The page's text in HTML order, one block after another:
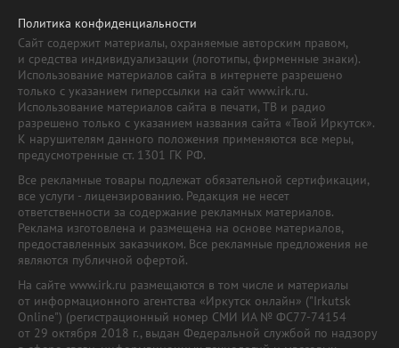
Политика конфиденциальности
Сайт содержит материалы, охраняемые авторским правом,
и средства индивидуализации (логотипы, фирменные знаки).
Использование материалов сайта в интернете разрешено
только с указанием гиперссылки на сайт www.irk.ru.
Использование материалов сайта в печати, ТВ и радио
разрешено только с указанием названия сайта «Твой Иркутск».
К нарушителям данного положения применяются все меры,
предусмотренные ст. 1301 ГК РФ.
Все рекламные товары подлежат обязательной сертификации,
все услуги - лицензированию. Редакция не несет
ответственности за содержание рекламных материалов.
Реклама изготовлена и размещена на основе материалов,
предоставленных заказчиком. Все рекламные предложения не
являются публичной офертой.
На сайте www.irk.ru размещаются в том числе и материалы
от информационного агентства «Иркутск онлайн» ("Irkutsk
Online") (регистрационный номер СМИ ИА № ФС77-74154
от 29 октября 2018 г., выдан Федеральной службой по надзору